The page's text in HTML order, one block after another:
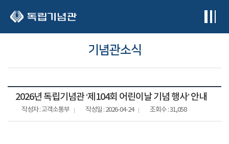
기념관소식
2026년 독립기념관 ‘제104회 어린이날 기념 행사’ 안내
작성자 : 고객소통부 작성일 : 2026-04-24 조회수 : 31,058